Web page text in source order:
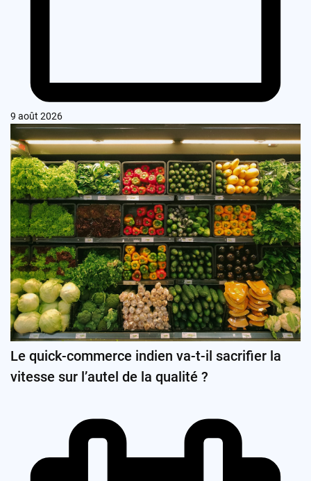
9 août 2026
Le quick-commerce indien va-t-il sacrifier la
vitesse sur l’autel de la qualité ?